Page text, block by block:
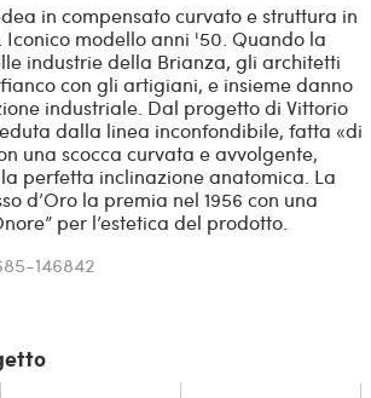
in compensato curvato e struttura in
modello anni '50. Quando la
industrie della Brianza, gli architetti
con gli artigiani, e insieme danno
industriale. Dal progetto di Vittorio
dalla linea inconfondibile, fatta «di
una scocca curvata e avvolgente,
perfetta inclinazione anatomica. La
d’Oro la premia nel 1956 con una
per l’estetica del prodotto.
146842